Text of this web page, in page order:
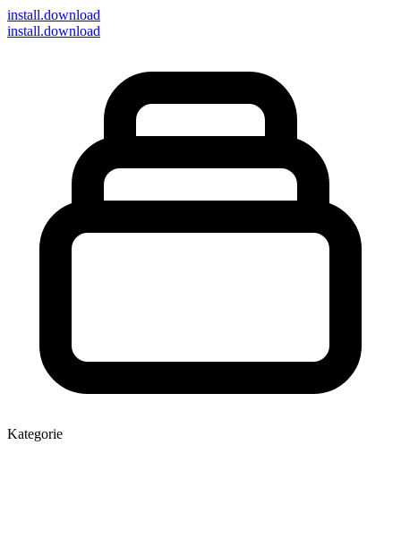
install.download
install.download
Kategorie